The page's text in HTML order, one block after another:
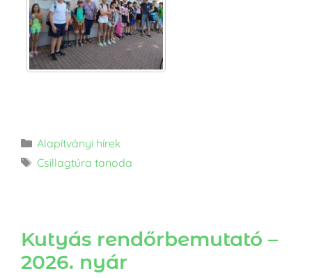
Alapítványi hírek
Csillagtúra tanoda
Kutyás rendőrbemutató –
2026. nyár